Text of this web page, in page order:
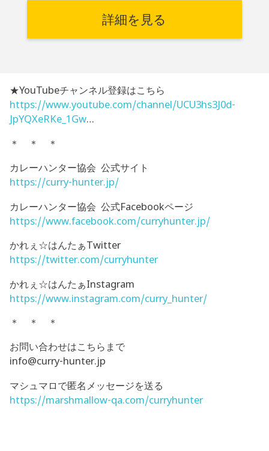
詳細を見る
★YouTubeチャンネル登録はこちら
https://www.youtube.com/channel/UCU3hs3J0d-
JpYQXeRKe_1Gw…
＊ ＊ ＊
カレーハンター協会 公式サイト
https://curry-hunter.jp/
カレーハンター協会 公式Facebookページ
https://www.facebook.com/curryhunter.jp/
かれぇ☆はんたぁTwitter
https://twitter.com/curryhunter
かれぇ☆はんたぁInstagram
https://www.instagram.com/curry_hunter/
＊ ＊ ＊
お問い合わせはこちらまで
info@curry-hunter.jp
マシュマロで匿名メッセージを送る
https://marshmallow-qa.com/curryhunter